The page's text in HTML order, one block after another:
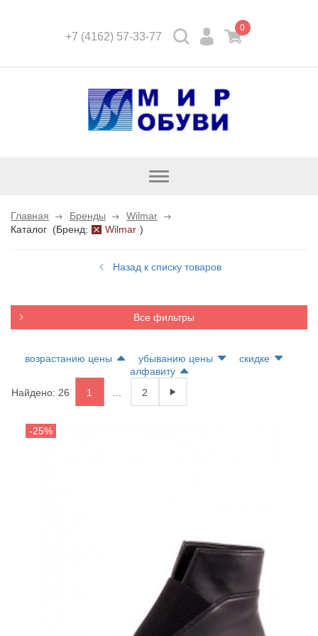
+7 (4162) 57-33-77
0
Открыть
Главная Бренды
Wilmar
Каталог (Бренд: Wilmar )
Назад к списку товаров
Все фильтры
возрастанию цены убыванию цены
скидке
алфавиту
Найдено: 26
1 2